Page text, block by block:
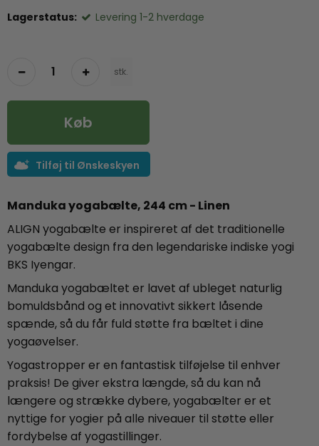
Lagerstatus: Levering 1-2 hverdage
stk.
Køb
Tilføj til Ønskeskyen
Manduka yogabælte, 244 cm - Linen
ALIGN yogabælte er inspireret af det traditionelle
yogabælte design fra den legendariske indiske yogi
BKS Iyengar.
Manduka yogabæltet er lavet af ubleget naturlig
bomuldsbånd og et innovativt sikkert låsende
spænde, så du får fuld støtte fra bæltet i dine
yogaøvelser.
Yogastropper er en fantastisk tilføjelse til enhver
praksis! De giver ekstra længde, så du kan nå
længere og strække dybere, yogabælter er et
nyttige for yogier på alle niveauer til støtte eller
fordybelse af yogastillinger.